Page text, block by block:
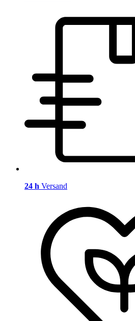
24 h Versand